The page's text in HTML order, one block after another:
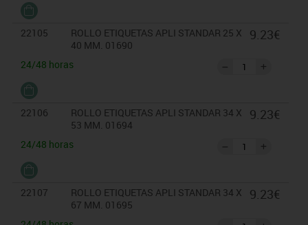
22105
ROLLO ETIQUETAS APLI STANDAR 25 X
40 MM. 01690
24/48 horas
9.23€
22106
ROLLO ETIQUETAS APLI STANDAR 34 X
53 MM. 01694
24/48 horas
9.23€
22107
ROLLO ETIQUETAS APLI STANDAR 34 X
67 MM. 01695
9.23€